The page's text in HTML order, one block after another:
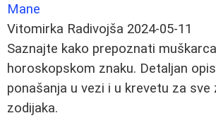
Mane
Vitomirka Radivojša 2024-05-11
Saznajte kako prepoznati
horoskopskom znaku. Detaljan
ponašanja u vezi i u krevetu za sve
zodijaka.